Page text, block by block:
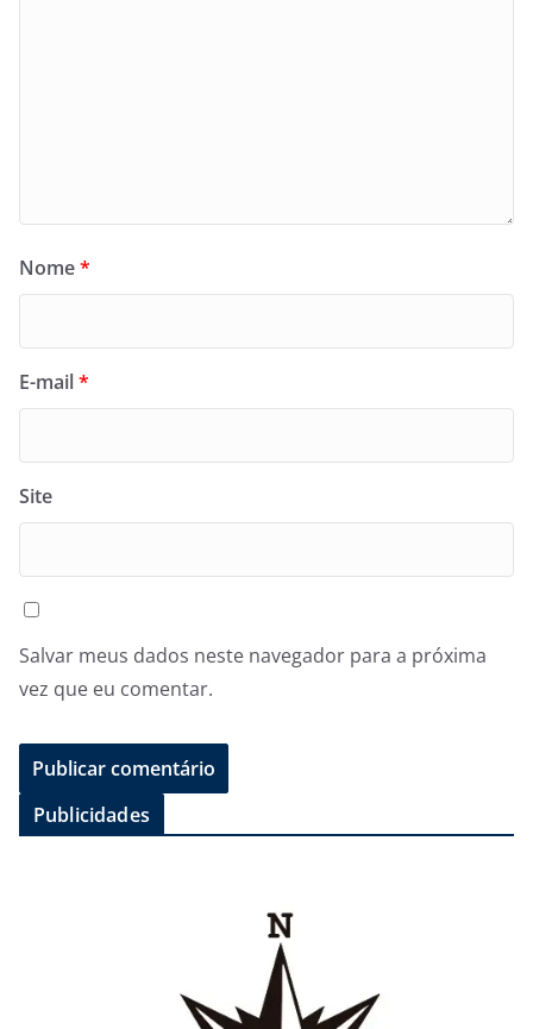
Nome*
E-mail*
Site
Salvar meus dados neste navegador para a próxima
vez que eu comentar.
Publicidades